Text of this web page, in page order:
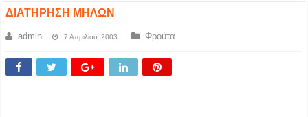
ΔΙΑΤΗΡΗΣΗ ΜΗΛΩΝ
admin 7 Απριλίου, 2003 Φρούτα